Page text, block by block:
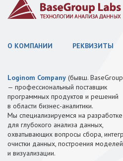
О КОМПАНИИ РЕКВИЗИТЫ
Loginom Company (бывш.
— профессиональный поставщик
программных продуктов и решений
в области бизнес-аналитики.
Мы специализируемся на разработке
для глубокого анализа данных,
охватывающих вопросы сбора,
очистки данных, построения моделей
и визуализации.